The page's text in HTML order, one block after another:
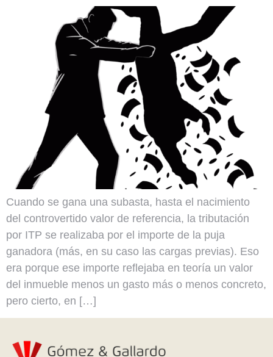
Cuando se gana una subasta, hasta el nacimiento
del controvertido valor de referencia, la tributación
por ITP se realizaba por el importe de la puja
ganadora (más, en su caso las cargas previas). Eso
era porque ese importe reflejaba en teoría un valor
del inmueble menos un gasto más o menos concreto,
pero cierto, en […]